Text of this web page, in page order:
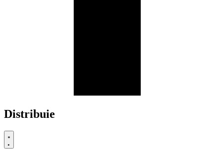
Distribuie